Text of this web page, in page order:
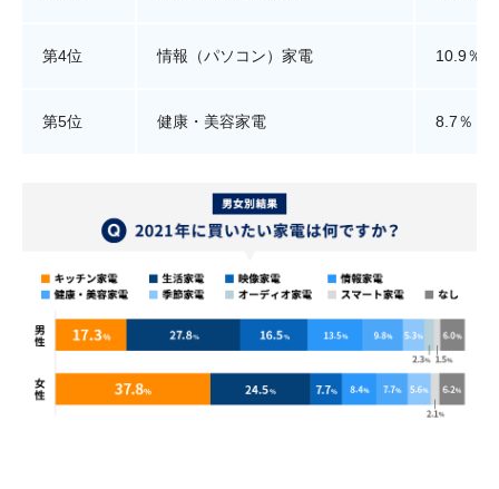
第4位 情報（パソコン）家電 10.9％
第5位 健康・美容家電 8.7％